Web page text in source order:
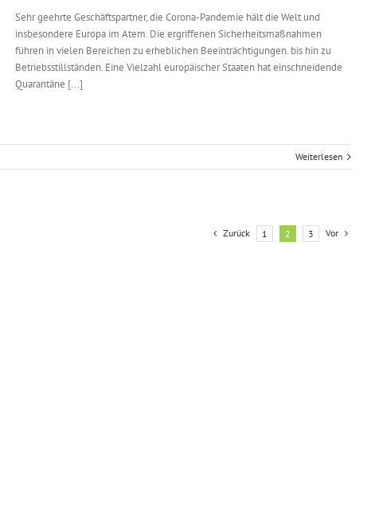
Sehr geehrte Geschäftspartner, die Corona-Pandemie hält die Welt und
insbesondere Europa im Atem. Die ergriffenen Sicherheitsmaßnahmen
führen in vielen Bereichen zu erheblichen Beeinträchtigungen. bis hin zu
Betriebsstillständen. Eine Vielzahl europäischer Staaten hat einschneidende
Quarantäne [...]
Weiterlesen
Zurück 1 2 3 Vor